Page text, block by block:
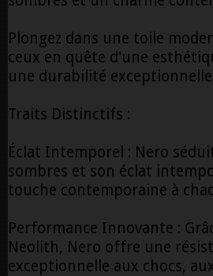
Plongez dans une toile
ceux en quête d'une
une durabilité
Traits Distinctifs :
Éclat Intemporel : Nero
sombres et son éclat
touche contemporaine à
Performance Innovante :
Neolith, Nero offre une
exceptionnelle aux chocs,